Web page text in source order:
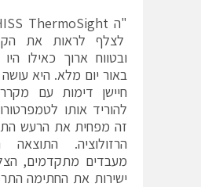
לצלף לראות את
ובטווח ארוך כאילו
באור יום מלא. היא
חיישן דימות עם מקרר
להוריד אותו
זה מפחית את הרעש
הרזולוציה.
מעבדים מתקדמים,
ישירות את החתימה